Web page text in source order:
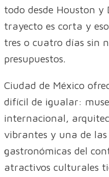
todo desde Houston y
trayecto es corta y
tres o cuatro días sin
presupuestos.
Ciudad de México
difícil de igualar:
internacional,
vibrantes y una de las
gastronómicas del
atractivos culturales